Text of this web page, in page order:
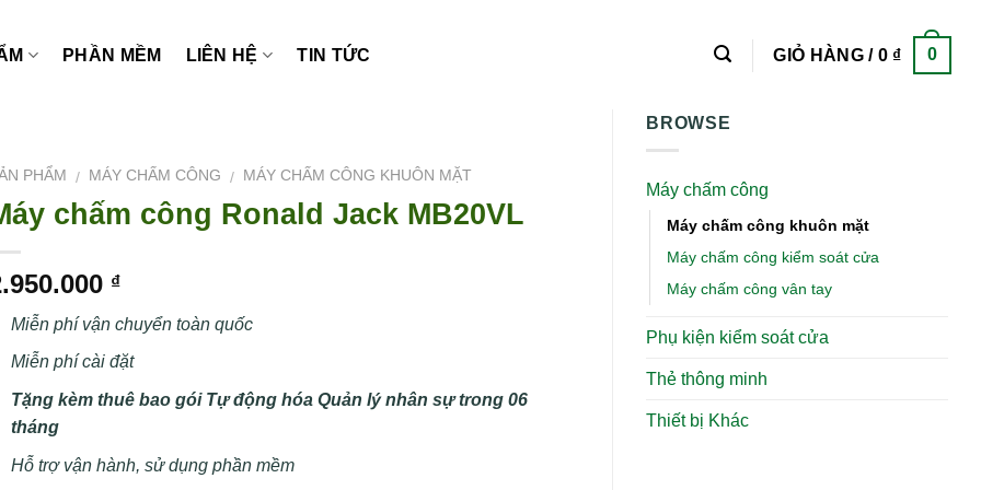
PHẦN MỀM LIÊN HỆ TIN TỨC GIỎ HÀNG / 0 ₫ 0
BROWSE
Máy chấm công
Máy chấm công khuôn mặt
Máy chấm công kiểm soát cửa
Máy chấm công vân tay
Phụ kiện kiểm soát cửa
Thẻ thông minh
Thiết bị Khác
PHẨM / MÁY CHẤM CÔNG / MÁY CHẤM CÔNG KHUÔN MẶT
chấm công Ronald Jack MB20VL
₫
Miễn phí vận chuyển toàn quốc
Miễn phí cài đặt
Tặng kèm thuê bao gói Tự động hóa Quản lý nhân sự trong 06
tháng
Hỗ trợ vận hành, sử dụng phần mềm